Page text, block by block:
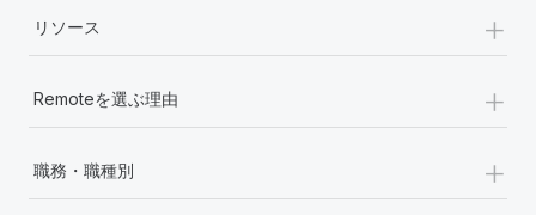
リソース +
Remoteを選ぶ理由 +
職務・職種別 +